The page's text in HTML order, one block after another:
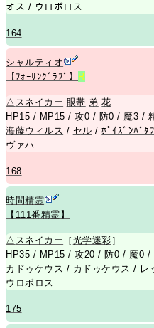
オス / ウロボロス
164
シャルティオ
【ﾌｫｰﾘﾝｸﾞﾗﾌﾞ】
R
△ スネイカー 眼帯 弟 花
HP15 / MP15 / 攻0 / 防0 / 魔3 /
海藤ウィルス / セル /ﾎﾟｲｽﾞﾝﾊﾞﾀ
ヴァハ
168
時間精霊
【111番精霊】
△ スネイカー ［ 光学迷彩 ］
HP35 / MP15 / 攻20 / 防0 / 魔0
カドゥケウス / カドゥケウス / レ
ウロボロス
175